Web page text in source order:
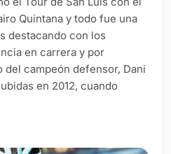
Quintana y todo fue una
destacando con los
en carrera y por
campeón defensor, Dani
en 2012, cuando